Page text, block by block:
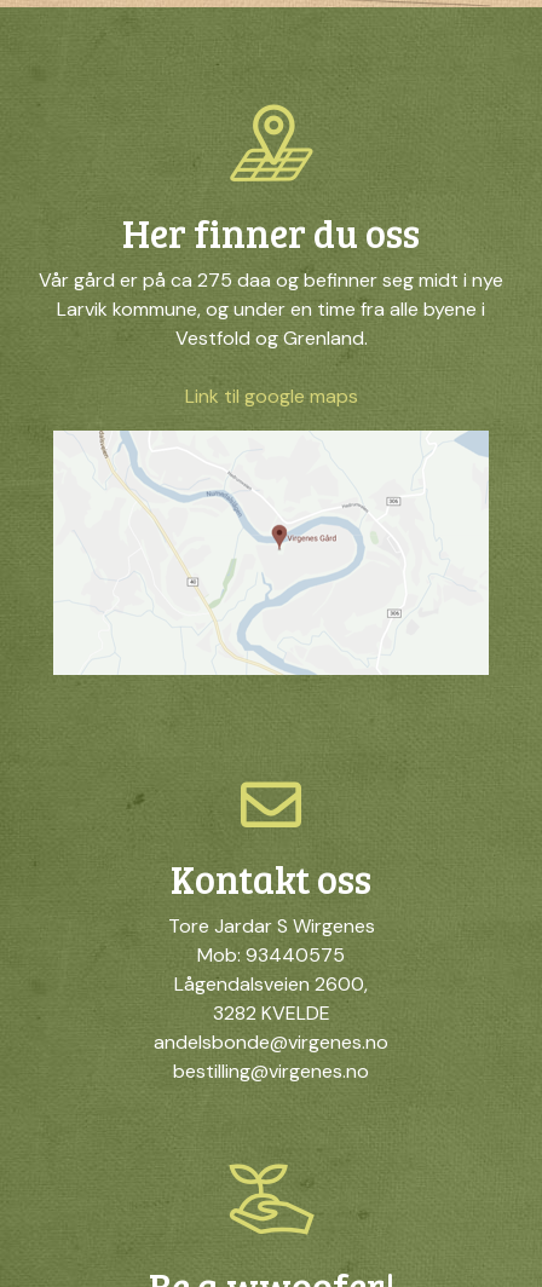
Her finner du oss
Vår gård er på ca 275 daa og befinner seg midt i nye
Larvik kommune, og under en time fra alle byene i
Vestfold og Grenland.
Link til google maps
Kontakt oss
Tore Jardar S Wirgenes
Mob: 93440575
Lågendalsveien 2600,
3282 KVELDE
andelsbonde@virgenes.no
bestilling@virgenes.no